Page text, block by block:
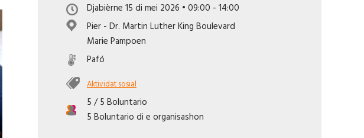
Djabièrne 15 di mei 2026 • 09:00 - 14:00
Pier - Dr. Martin Luther King Boulevard
Marie Pampoen
Pafó
Aktividat sosial
5 / 5 Boluntario
5 Boluntario di e organisashon